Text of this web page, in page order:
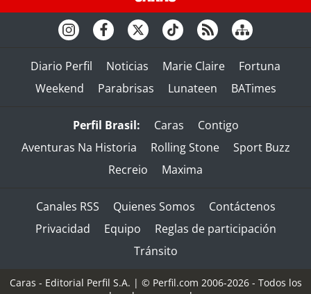
Diario Perfil Noticias Marie Claire
Fortuna
Weekend
Parabrisas Lunateen BATimes
Perfil Brasil: Caras
Contigo
Aventuras Na Historia
Rolling Stone
Sport Buzz
Recreio
Maxima
Canales RSS Quienes Somos
Contáctenos
Privacidad
Equipo
Reglas de participación
Tránsito
Caras - Editorial Perfil S.A. | © Perfil.com 2006-2026 - Todos los